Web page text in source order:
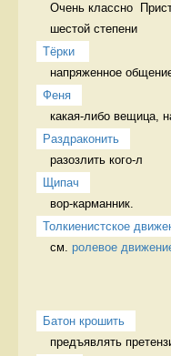
Очень классно
шестой степени
Тёрки
напряженное
Феня
какая-либо вещица,
Раздраконить
разозлить кого-л
Щипач
вор-карманник.
Толкиенистское
см. ролевое
Батон крошить
предъявлять